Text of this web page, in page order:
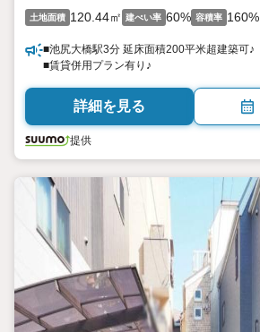
土地面積 120.44㎡ 建ぺい率 60% 容積率 160%
■池尻大橋駅3分 延床面積200平米超建築可♪
■賃貸併用プラン有り♪
詳細を見る
提供